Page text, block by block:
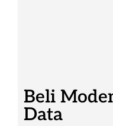
Beli
Data